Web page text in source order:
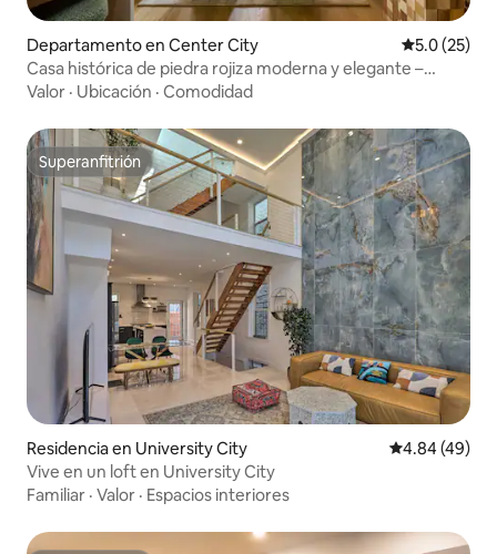
Departamento en Center City Calificación
5.0 (25)
Casa histórica de piedra rojiza moderna y elegante –
Capacidad para 10 personas
Valor · Ubicación · Comodidad
Superanfitrión
Superanfitrión
Residencia en University City Calificación
4.84 (49)
Vive en un loft en University City
Familiar · Valor · Espacios interiores